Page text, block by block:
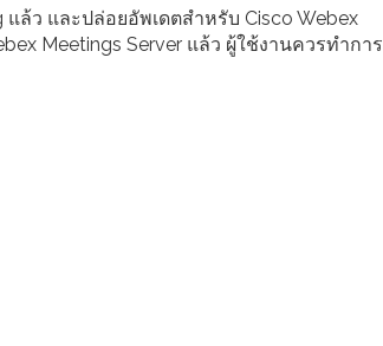
ล้ว และปล่อยอัพเดตสำหรับ Cisco Webex
Meetings Server แล้ว ผู้ใช้งานควรทำการ